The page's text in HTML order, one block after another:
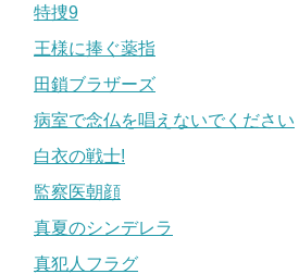
特捜9
王様に捧ぐ薬指
田鎖ブラザーズ
病室で念仏を唱えないでください
白衣の戦士!
監察医朝顔
真夏のシンデレラ
真犯人フラグ